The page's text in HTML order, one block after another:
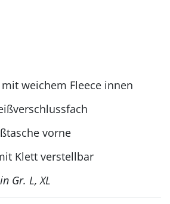
weichem Fleece innen
vorne
Klett verstellbar
Gr. L, XL